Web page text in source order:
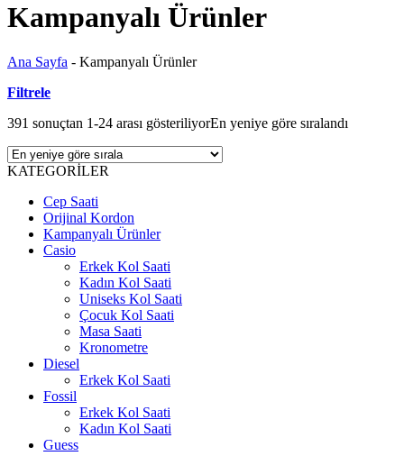
Kampanyalı Ürünler
Ana Sayfa - Kampanyalı Ürünler
Filtrele
391 sonuçtan 1-24 arası gösteriliyorEn yeniye göre sıralandı
KATEGORİLER
Cep Saati
Orijinal Kordon
Kampanyalı Ürünler
Casio
Erkek Kol Saati
Kadın Kol Saati
Uniseks Kol Saati
Çocuk Kol Saati
Masa Saati
Kronometre
Diesel
Erkek Kol Saati
Fossil
Erkek Kol Saati
Kadın Kol Saati
Guess